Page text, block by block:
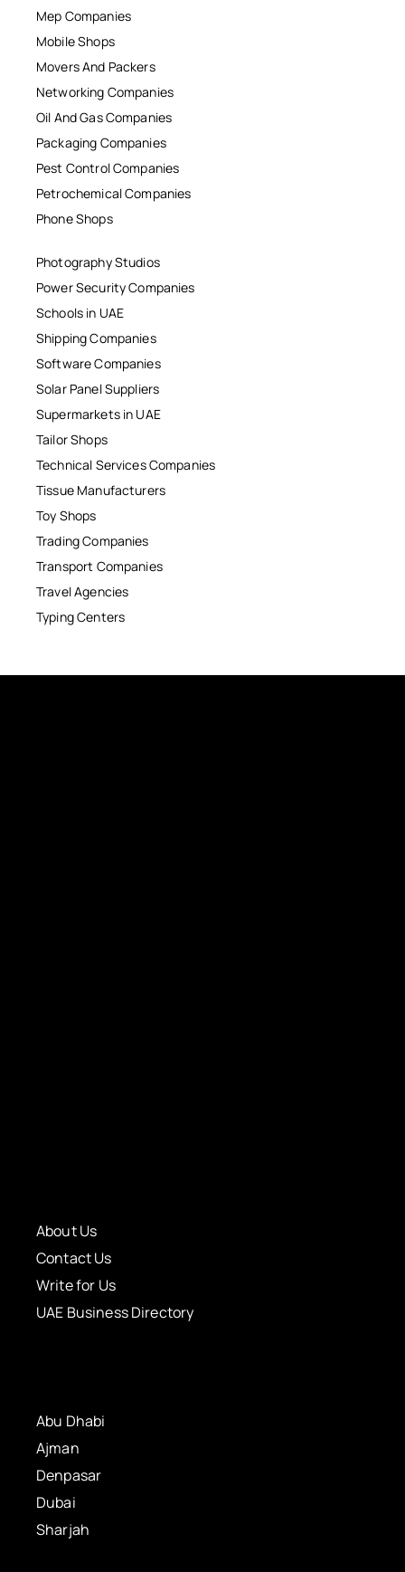
Mep Companies
Mobile Shops
Movers And Packers
Networking Companies
Oil And Gas Companies
Packaging Companies
Pest Control Companies
Petrochemical Companies
Phone Shops
Photography Studios
Power Security Companies
Schools in UAE
Shipping Companies
Software Companies
Solar Panel Suppliers
Supermarkets in UAE
Tailor Shops
Technical Services Companies
Tissue Manufacturers
Toy Shops
Trading Companies
Transport Companies
Travel Agencies
Typing Centers
About Us
Contact Us
Write for Us
UAE Business Directory
Abu Dhabi
Ajman
Denpasar
Dubai
Sharjah